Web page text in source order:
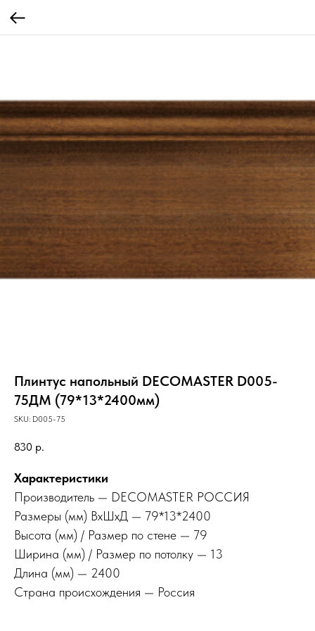
Плинтус напольный DECOMASTER D005-
75ДМ (79*13*2400мм)
SKU: D005-75
830 р.
Характеристики
Производитель — DECOMASTER РОССИЯ
Размеры (мм) ВхШхД — 79*13*2400
Высота (мм) / Размер по стене — 79
Ширина (мм) / Размер по потолку — 13
Длина (мм) — 2400
Страна происхождения — Россия